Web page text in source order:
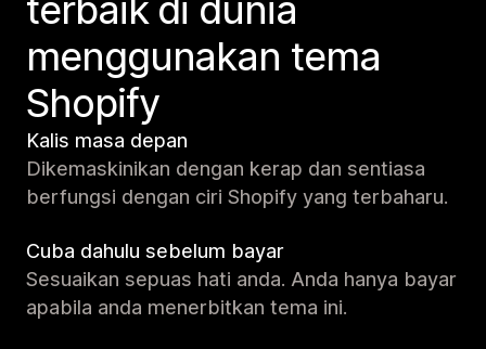
terbaik di dunia
menggunakan tema
Shopify
Kalis masa depan
Dikemaskinikan dengan kerap dan sentiasa
berfungsi dengan ciri Shopify yang terbaharu.
Cuba dahulu sebelum bayar
Sesuaikan sepuas hati anda. Anda hanya bayar
apabila anda menerbitkan tema ini.